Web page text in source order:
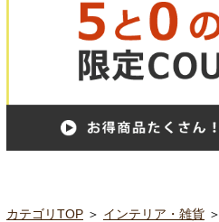
カテゴリTOP ＞ インテリア・雑貨 ＞